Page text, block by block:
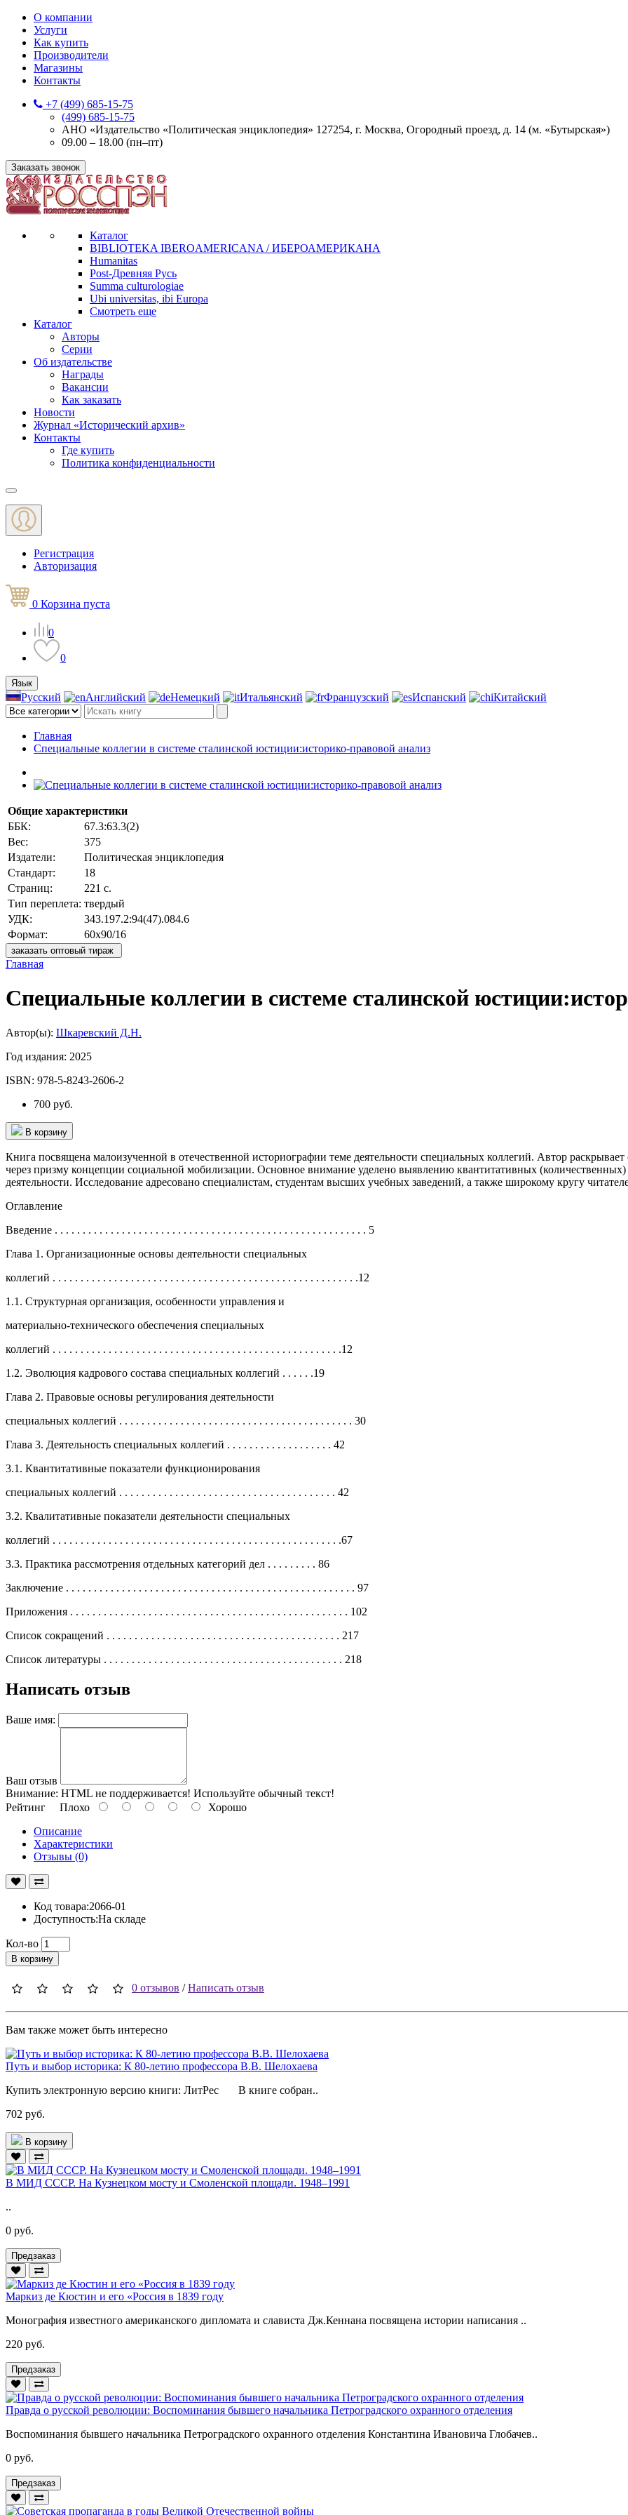
О компании
Услуги
Как купить
Производители
Магазины
Контакты
+7 (499) 685-15-75
(499) 685-15-75
АНО «Издательство «Политическая энциклопедия» 127254, г. Москва, Огородный проезд, д. 14 (м. «Бутырская»)
09.00 – 18.00 (пн–пт)
Заказать звонок
Каталог
BIBLIOTEKA IBEROAMERICANA / ИБЕРОАМЕРИКАНА
Humanitas
Post-Древняя Русь
Summa culturologiae
Ubi universitas, ibi Europa
Смотреть еще
Каталог
Авторы
Серии
Об издательстве
Награды
Вакансии
Как заказать
Новости
Журнал «Исторический архив»‎
Контакты
Где купить
Политика конфиденциальности
Меню
Регистрация
Авторизация
0 Корзина пуста
0
0
Язык
Русский Английский Немецкий Итальянский Французский Испанский Китайский
Главная
Специальные коллегии в системе сталинской юстиции:историко-правовой анализ
Общие характеристики
ББК:
67.3:63.3(2)
Вес:
375
Издатели:
Политическая энциклопедия
Стандарт:
18
Страниц:
221 с.
Тип переплета: твердый
УДК:
343.197.2:94(47).084.6
Формат:
60x90/16
заказать оптовый тираж
Главная
Специальные коллегии в системе сталинской
Автор(ы): Шкаревский Д.Н.
Год издания: 2025
ISBN: 978-5-8243-2606-2
700 руб.
В корзину
Книга посвящена малоизученной в отечественной историографии теме деятельности специальных коллегий. Автор
через призму концепции социальной мобилизации. Основное внимание уделено выявлению квантитативных
деятельности. Исследование адресовано специалистам, студентам высших учебных заведений, а также широкому кругу
Оглавление
Введение . . . . . . . . . . . . . . . . . . . . . . . . . . . . . . . . . . . . . . . . . . . . . . . . . . . . . . . . 5
Глава 1. Организационные основы деятельности специальных
коллегий . . . . . . . . . . . . . . . . . . . . . . . . . . . . . . . . . . . . . . . . . . . . . . . . . . . . . . .12
1.1. Структурная организация, особенности управления и
материально-технического обеспечения специальных
коллегий . . . . . . . . . . . . . . . . . . . . . . . . . . . . . . . . . . . . . . . . . . . . . . . . . . . .12
1.2. Эволюция кадрового состава специальных коллегий . . . . . .19
Глава 2. Правовые основы регулирования деятельности
специальных коллегий . . . . . . . . . . . . . . . . . . . . . . . . . . . . . . . . . . . . . . . . . . 30
Глава 3. Деятельность специальных коллегий . . . . . . . . . . . . . . . . . . . 42
3.1. Квантитативные показатели функционирования
специальных коллегий . . . . . . . . . . . . . . . . . . . . . . . . . . . . . . . . . . . . . . . 42
3.2. Квалитативные показатели деятельности специальных
коллегий . . . . . . . . . . . . . . . . . . . . . . . . . . . . . . . . . . . . . . . . . . . . . . . . . . . .67
3.3. Практика рассмотрения отдельных категорий дел . . . . . . . . . 86
Заключение . . . . . . . . . . . . . . . . . . . . . . . . . . . . . . . . . . . . . . . . . . . . . . . . . . . . 97
Приложения . . . . . . . . . . . . . . . . . . . . . . . . . . . . . . . . . . . . . . . . . . . . . . . . . . 102
Список сокращений . . . . . . . . . . . . . . . . . . . . . . . . . . . . . . . . . . . . . . . . . . 217
Список литературы . . . . . . . . . . . . . . . . . . . . . . . . . . . . . . . . . . . . . . . . . . . 218
Написать отзыв
Ваше имя:
Ваш отзыв
Внимание: HTML не поддерживается! Используйте обычный текст!
Рейтинг Плохо Хорошо
Описание
Характеристики
Отзывы (0)
Код товара:2066-01
Доступность:На складе
Кол-во
В корзину
0 отзывов /Написать отзыв
Вам также может быть интересно
Путь и выбор историка: К 80-летию профессора В.В. Шелохаева
Купить электронную версию книги: ЛитРес В книге собран..
702 руб.
В корзину
В МИД СССР. На Кузнецком мосту и Смоленской площади. 1948–1991
..
0 руб.
Предзаказ
Маркиз де Кюстин и его «Россия в 1839 году
Монография известного американского дипломата и слависта Дж.Кеннана посвящена истории написа­ния ..
220 руб.
Предзаказ
Правда о русской революции: Воспоминания бывшего начальника Петроградского охранного отделения
Воспоминания бывшего начальника Петроградского охранного отделения Константина Ивановича Глобачев..
0 руб.
Предзаказ